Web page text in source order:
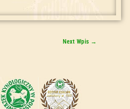
Next Wpis →